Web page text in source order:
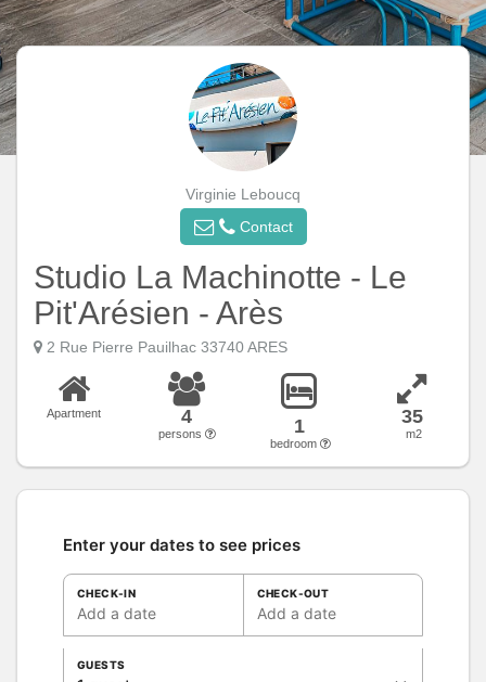
Virginie Leboucq
Contact
Studio La Machinotte - Le
Pit'Arésien - Arès
2 Rue Pierre Pauilhac 33740 ARES
Apartment 4
persons 1
bedroom
35
m2
Enter your dates to see prices
CHECK-IN
Add a date
CHECK-OUT
Add a date
GUESTS